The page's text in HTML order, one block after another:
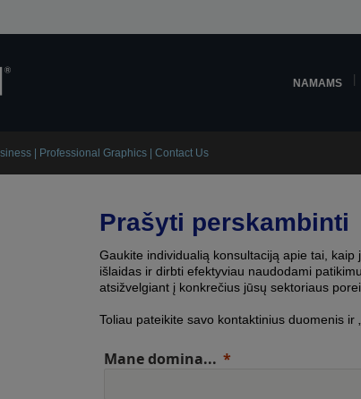
NAMAMS
| Professional Graphics | Contact Us
Prašyti perskambinti
Gaukite individualią konsultaciją apie tai,
išlaidas ir dirbti efektyviau naudodami
atsižvelgiant į konkrečius jūsų sektoriaus
Toliau pateikite savo kontaktinius duomenis ir
Mane domina...